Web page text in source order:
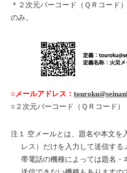
＊２次元バーコード（ＱＲコード
のみ。
○メールアドレス：
○２次元バーコード（ＱＲコード）
注１ 空メールとは、題名や本文を
レス）だけを入力して送信す
帯電話の機種によっては題名